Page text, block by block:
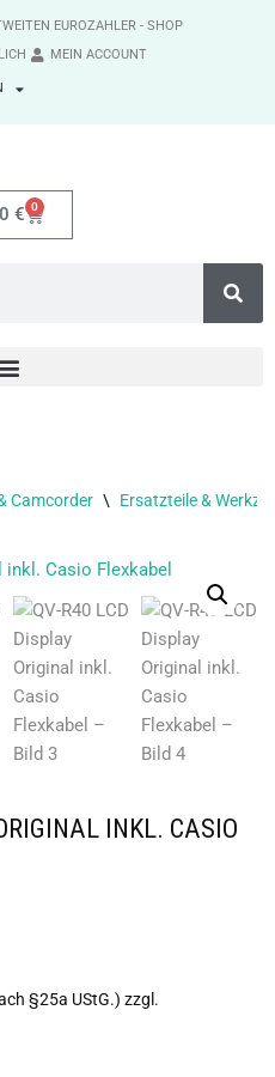
EUROZAHLER - SHOP
MEIN ACCOUNT
€ 0
Camcorder \ Ersatzteile &
INKL. CASIO
§25a UStG.) zzgl.